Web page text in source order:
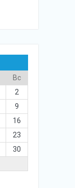
Вс
2
9
16
23
30